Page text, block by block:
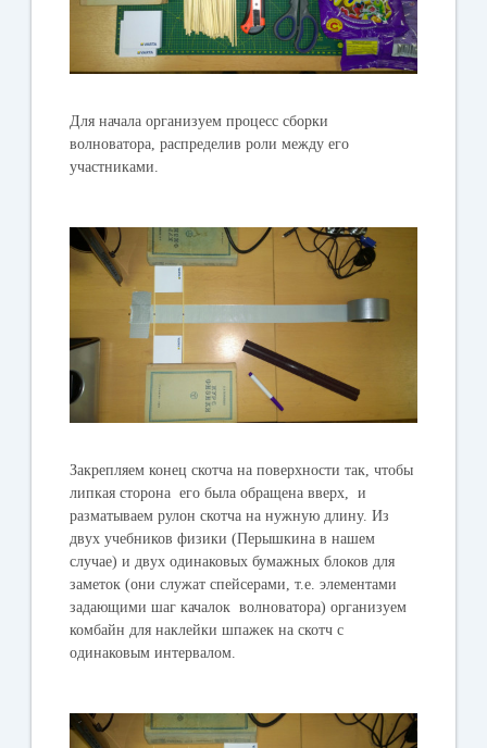
Для начала организуем процесс сборки
волноватора, распределив роли между его
участниками.
Закрепляем конец скотча на поверхности так, чтобы
липкая сторона его была обращена вверх, и
разматываем рулон скотча на нужную длину. Из
двух учебников физики (Перышкина в нашем
случае) и двух одинаковых бумажных блоков для
заметок (они служат спейсерами, т.е. элементами
задающими шаг качалок волноватора) организуем
комбайн для наклейки шпажек на скотч с
одинаковым интервалом.